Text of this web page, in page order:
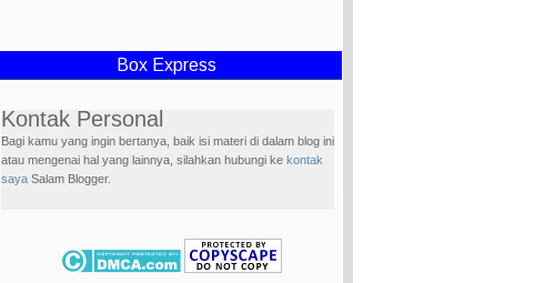
Box Express
Terimakasih sudah mengunjungi blog ini, Supaya lebih akrab
FOLLOW BLOG INI, Jangan lupa tinggalin jejaknya.
Kontak Personal
Bagi kamu yang ingin bertanya, baik isi materi di dalam blog ini
atau mengenai hal yang lainnya, silahkan hubungi kekontak
saya Salam Blogger.